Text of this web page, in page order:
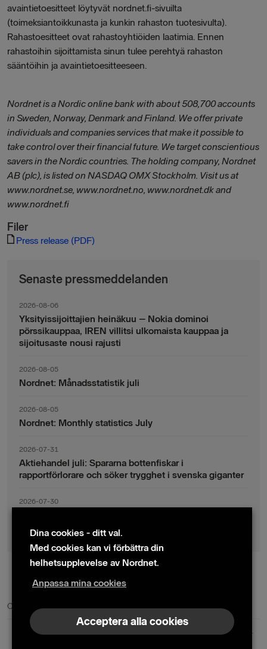
avaintietoesitteet löytyvät nordnet.fi-sivuilta
(toimeksiantoikkunasta ja kunkin rahaston tuotesivulta).
Rahastoesitteet ovat rahastoyhtiöiden laatimia. Ennen
rahastoihin sijoittamista sinun tulee perehtyä rahaston
sääntöihin ja avaintietoesitteeseen.
Nordnet is a Nordic online bank with about 508,700 accounts
in Sweden, Norway, Denmark and Finland. We offer private
individuals and companies services that make it possible to
take control over their financial future. We target conscientious
savers in the Nordic countries. The holding company, Nordnet
AB (plc), is listed on NASDAQ OMX Stockholm. Visit us at
www.nordnet.se, www.nordnet.no, www.nordnet.dk and
www.nordnet.fi
Filer
Press release (PDF)
Senaste pressmeddelanden
2026-08-06
Yksityissijoittajien heinäkuu – Nokia dominoi
pörssikauppaa, IREN villitsi ulkomaista kauppaa ja
sijoitusaste nousi rajusti
2026-08-05
Nordnet: Månadsstatistik juli
2026-08-05
Nordnet: Monthly statistics July
2026-07-31
Aktiehandel juli: Spararna bottenfiskar i
rapportförlorare och söker trygghet i svenska giganter
2026-07-30
indexsparandet ligger fast
© 2024 Nordnet AB (publ)
Cookie policy|Kontakta oss|Presskontakter
Nordnet AB (publ) | Box 300 99 | 104 25 Stockholm | Reg. nr. 559073-6681
Dina cookies - ditt val.
Med cookies kan vi förbättra din
helhetsupplevelse av Nordnet.
Anpassa mina cookies
Acceptera alla cookies